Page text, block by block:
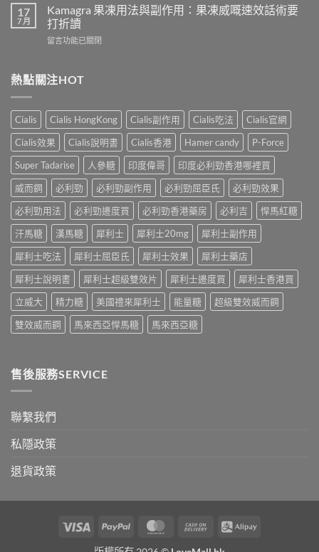
不
孕
嗎？
實
證
你
真
相，
備
孕
男
必
讀〉
利
士
怎
位
真
實
體
驗
＋
醫
真
相
大
開〉
中
威
壯
（伐
地
效
法
與
印
度
Levifil-
20〉
17
7 月
Kamagra 果凍用法與副作用：果凍威嘅速效話術要
打折讀
在
凍
用
與
副
作
用：
果
凍
嘅
速
效
術
要
打
折
讀〉
留言功能已關閉
熱點關注HOT
Cialis Cialis HongKong Cialis副作用 Cialis吃法
Cialis官網
Cialis效果
Cialis說明書 Cialis香港 Hamer candy
P-Force
Super Tadarise
人參糖 印度偉哥
印度必利勁香港哪裡買
威而鋼
必利勁 必利勁副作用 必利勁屈臣氏
必利勁效果
必利勁用法
必利勁邊度買 必利勁香港藥房 必利吉
悍馬紅糖
汗馬糖
漢馬糖 犀利士 犀利士20mg
犀利士副作用
犀利士吃法
犀利士屈臣氏 犀利士效果
犀利士藥店
犀利士說明書
犀利士超級雙效片 犀利士邊度買
犀利士香港買
立威大
精力糖 美國禮來犀利士 能量糖
超級雙效威而鋼
雙效威而鋼
馬來西亞悍馬糖 馬來西亞糖
售後服務SERVICE
聯繫我們
私隱政策
退貨政策
Visa PayPal MasterCardCash
Alipay